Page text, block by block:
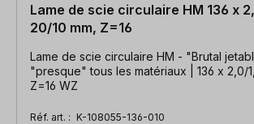
Lame de scie circulaire HM 136 x
20/10 mm, Z=16
Lame de scie circulaire HM - "Brutal
"presque" tous les matériaux | 136 x 2,0/
Z=16 WZ
Réf. art. : K-108055-136-010